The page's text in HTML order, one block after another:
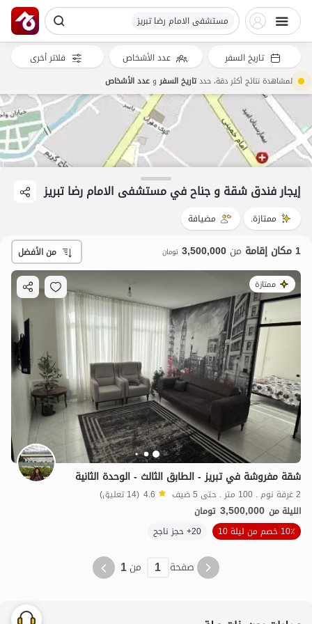
مستشفی الامام رضا تبریز
إيجار فندق شقة و جناح في مستشفی الامام رضا تبریز
ممتازة. مضيافة
1 مكان إقامة من 3,500,000 تومان من الأفضل
ممتازة
شقة مفروشة في تبريز - الطابق الثالث - الوحدة الثانية
2 غرفة نوم . 100 متر . حتى 5 ضيف 4.6 (14 تعليق)
الليلة من 3,500,000 تومان
10٪ خصم من ليلة 10
20+ حجز ناجح
صفحة 1 من1
تاريخ السفر عدد الأشخاص فلاتر أخرى
لمشاهدة نتائج أكثر دقة، حددتاريخ السفروعدد الأشخاص